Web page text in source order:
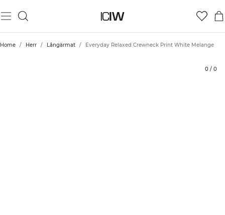
Home / Herr / Långärmat / Everyday Relaxed Crewneck Print White Melange
0 / 0